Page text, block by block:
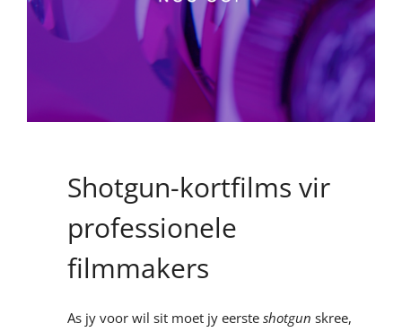
Shotgun-kortfilms vir
professionele
filmmakers
As jy voor wil sit moet jy eerste shotgun skree,